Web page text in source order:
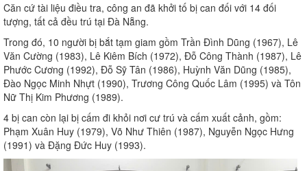
Căn cứ tài liệu điều tra, công an đã khởi tố bị can đối với 14 đối
tượng, tất cả đều trú tại Đà Nẵng.
Trong đó, 10 người bị bắt tạm giam gồm Trần Đình Dũng (1967), Lê
Văn Cường (1983), Lê Kiêm Bích (1972), Đỗ Công Thành (1987), Lê
Phước Cương (1992), Đỗ Sỹ Tân (1986), Huỳnh Văn Dũng (1985),
Đào Ngọc Minh Nhựt (1990), Trương Công Quốc Lâm (1995) và Tôn
Nữ Thị Kim Phương (1989).
4 bị can còn lại bị cấm đi khỏi nơi cư trú và cấm xuất cảnh, gồm:
Phạm Xuân Huy (1979), Võ Như Thiên (1987), Nguyễn Ngọc Hưng
(1991) và Đặng Đức Huy (1993).